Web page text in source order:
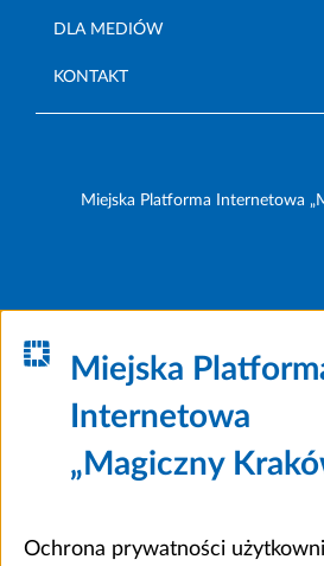
DLA MEDIÓW
KONTAKT
Miejska Platforma Internetowa
Miejska
Internetowa
„Magiczny
Ochrona prywatności